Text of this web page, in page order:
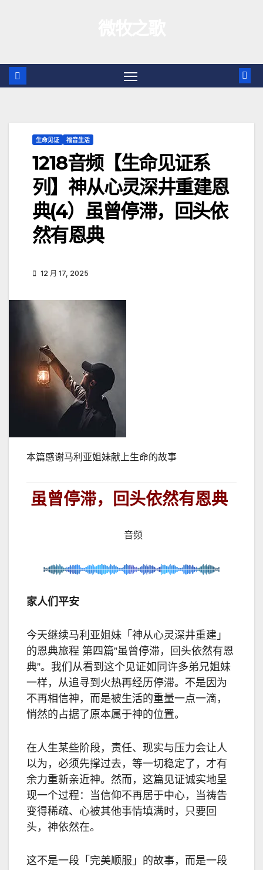
容
生命见证 福音生活
1218音频【生命见证系
列】神从心灵深井重建恩
典(4）虽曾停滞，回头依
然有恩典
12 月 17, 2025
本篇感谢马利亚姐妹献上生命的故事
虽曾停滞，回头依然有恩典
音频
家人们平安
今天继续马利亚姐妹「神从心灵深井重建」
的恩典旅程 第四篇”虽曾停滞，回头依然有恩
典”。我们从看到这个见证如同许多弟兄姐妹
一样，从追寻到火热再经历停滞。不是因为
不再相信神，而是被生活的重量一点一滴，
悄然的占据了原本属于神的位置。
在人生某些阶段，责任、现实与压力会让人
以为，必须先撑过去，等一切稳定了，才有
余力重新亲近神。然而，这篇见证诚实地呈
现一个过程：当信仰不再居于中心，当祷告
变得稀疏、心被其他事情填满时，只要回
头，神依然在。
这不是一段「完美顺服」的故事，而是一段